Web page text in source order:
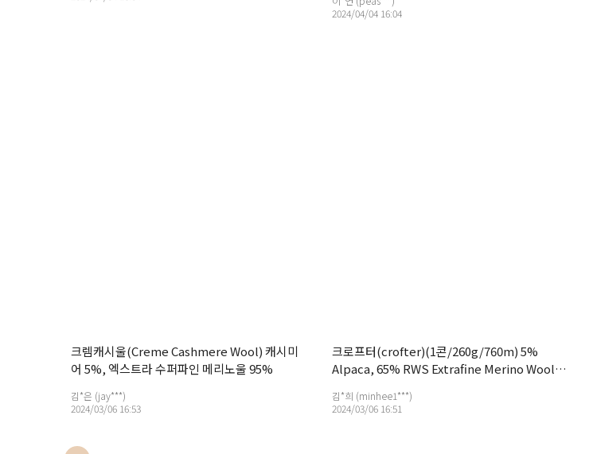
2024/04/04 16:04
크렘캐시울(Creme Cashmere Wool) 캐시미
어 5%, 엑스트라 수퍼파인 메리노울 95%
김*은 (jay***)
2024/03/06 16:53
크로프터(crofter)(1콘/260g/760m) 5%
Alpaca, 65% RWS Extrafine Merino Wool,
김*희 (minhee1***)
2024/03/06 16:51